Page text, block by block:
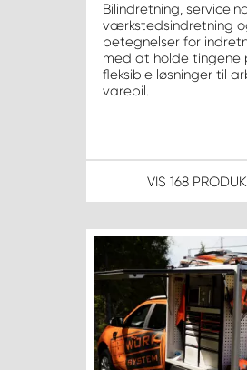
Bilindretning,
værkstedsindretning
betegnelser for
med at holde tingene
fleksible løsninger til
varebil.
VIS 168